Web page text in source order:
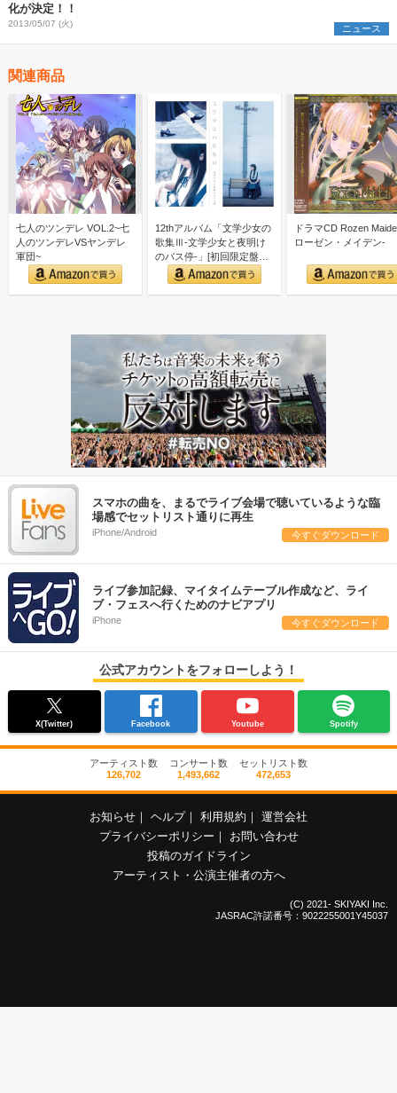
化が決定！！
2013/05/07 (火) ニュース
関連商品
七人のツンデレ VOL.2~七
人のツンデレVSヤンデレ
軍団~
12thアルバム「文学少女の
歌集Ⅲ-文学少女と夜明け
のバス停-」[初回限定盤
(CD＋写真集)]
ドラマCD Rozen
ローゼン・メイデン-
スマホの曲を、まるでライブ会場で聴いているような臨
場感でセットリスト通りに再生
iPhone/Android 今すぐダウンロード
ライブ参加記録、マイタイムテーブル作成など、ライ
ブ・フェスへ行くためのナビアプリ
iPhone 今すぐダウンロード
公式アカウントをフォローしよう！
X(Twitter) Facebook Youtube Spotify
アーティスト数
126,702
コンサート数
1,493,662
セットリスト数
472,653
お知らせ ｜ ヘルプ｜ 利用規約 ｜ 運営会社
プライバシーポリシー ｜
お問い合わせ
投稿のガイドライン
アーティスト・公演主催者の方へ
(C) 2021- SKIYAKI Inc.
JASRAC許諾番号：9022255001Y45037